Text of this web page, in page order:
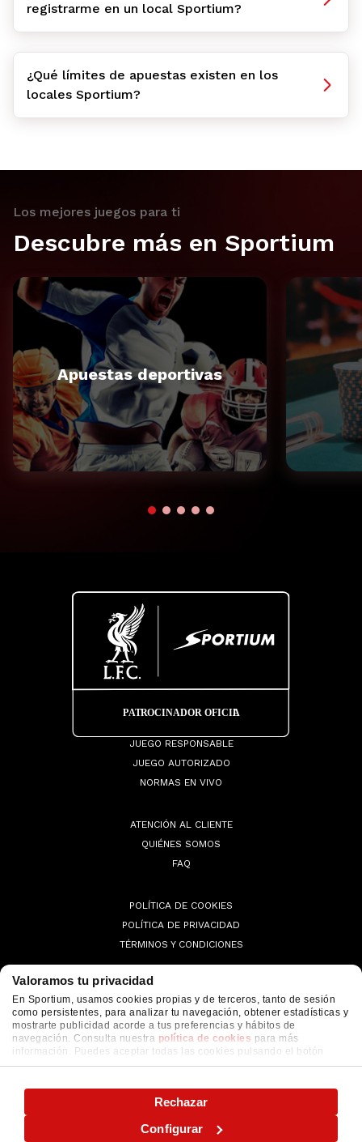
Valoramos tu privacidad
En Sportium, usamos cookies propias y de terceros, tanto de sesión
como persistentes, para analizar tu navegación, obtener estadísticas y
mostrarte publicidad acorde a tus preferencias y hábitos de
navegación. Consulta nuestra política de cookies para más
información. Puedes aceptar todas las cookies pulsando el botón
"ACEPTAR" o configurarlas o rechazar su uso pulsando el botón
Configurar
Rechazar
registrarme en un local Sportium?
¿Qué límites de apuestas existen en los
locales Sportium?
Los mejores juegos para ti
Descubre más en Sportium
Apuestas deportivas
JUEGO RESPONSABLE
JUEGO AUTORIZADO
NORMAS EN VIVO
ATENCIÓN AL CLIENTE
QUIÉNES SOMOS
FAQ
POLÍTICA DE COOKIES
POLÍTICA DE PRIVACIDAD
TÉRMINOS Y CONDICIONES
© 2026 Sportium. All Rights Reserved.